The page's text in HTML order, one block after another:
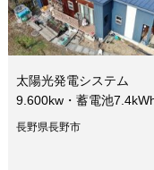
太陽光発電システム
9.600kw・蓄電池
長野県長野市